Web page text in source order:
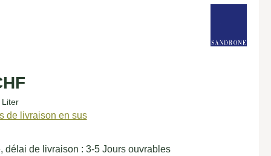
de livraison en sus
de livraison : 3-5 Jours ouvrables